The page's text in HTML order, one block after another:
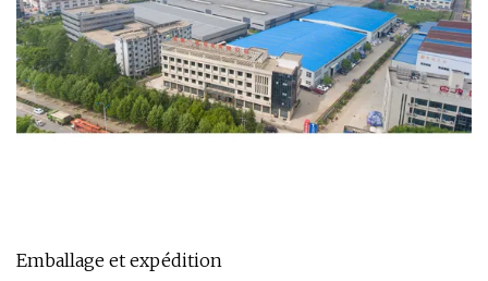
Emballage et expédition